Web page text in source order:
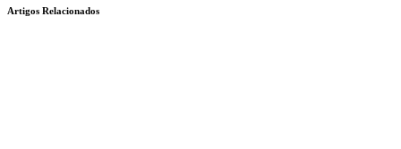
Artigos Relacionados